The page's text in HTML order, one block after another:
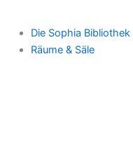
Die Sophia Bibliothek
Räume & Säle